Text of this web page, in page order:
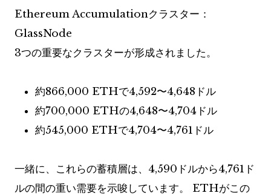
Ethereum Accumulationクラスター：
GlassNode
3つの重要なクラスターが形成されました。
約866,000 ETHで4,592〜4,648ドル
約700,000 ETHの4,648〜4,704ドル
約545,000 ETHで4,704〜4,761ドル
一緒に、これらの蓄積層は、4,590ドルから4,761ド
ルの間の重い需要を示唆しています。 ETHがこの